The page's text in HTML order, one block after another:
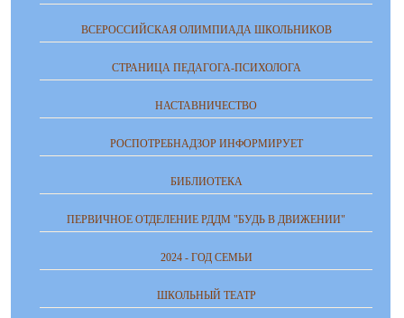
ВСЕРОССИЙСКАЯ ОЛИМПИАДА ШКОЛЬНИКОВ
СТРАНИЦА ПЕДАГОГА-ПСИХОЛОГА
НАСТАВНИЧЕСТВО
РОСПОТРЕБНАДЗОР ИНФОРМИРУЕТ
БИБЛИОТЕКА
ПЕРВИЧНОЕ ОТДЕЛЕНИЕ РДДМ "БУДЬ В ДВИЖЕНИИ"
2024 - ГОД СЕМЬИ
ШКОЛЬНЫЙ ТЕАТР